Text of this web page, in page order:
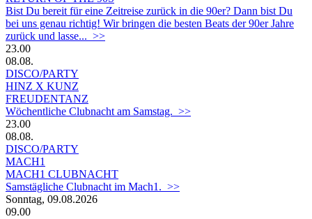
Bist Du bereit für eine Zeitreise zurück in die 90er? Dann bist Du
bei uns genau richtig! Wir bringen die besten Beats der 90er Jahre
zurück und lasse... >>
23.00
08.08.
DISCO/PARTY
HINZ X KUNZ
FREUDENTANZ
Wöchentliche Clubnacht am Samstag. >>
23.00
08.08.
DISCO/PARTY
MACH1
MACH1 CLUBNACHT
Samstägliche Clubnacht im Mach1. >>
Sonntag, 09.08.2026
09.00